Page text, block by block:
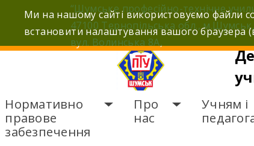
“Шумське професійно-технічне
47100 Тернопільська обл., м.Шумськ,
вул. Волинська 8А,
Нормативно
правове
забезпечення
Про
нас
Учням і
Ми на нашому сайті використовуємо файли
встановити налаштування вашого браузера